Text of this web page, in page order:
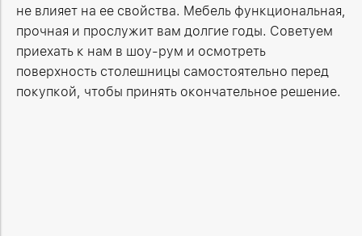
не влияет на ее свойства. Мебель функциональная,
прочная и прослужит вам долгие годы. Советуем
приехать к нам в шоу-рум и осмотреть
поверхность столешницы самостоятельно перед
покупкой, чтобы принять окончательное решение.